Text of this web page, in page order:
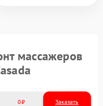
массажеров
0 Заказать